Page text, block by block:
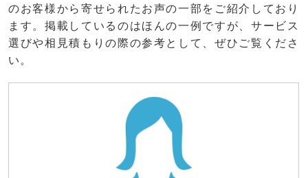
のお客様から寄せられたお声の一部をご紹介しており
ます。掲載しているのはほんの一例ですが、サービス
選びや相見積もりの際の参考として、ぜひご覧くださ
い。